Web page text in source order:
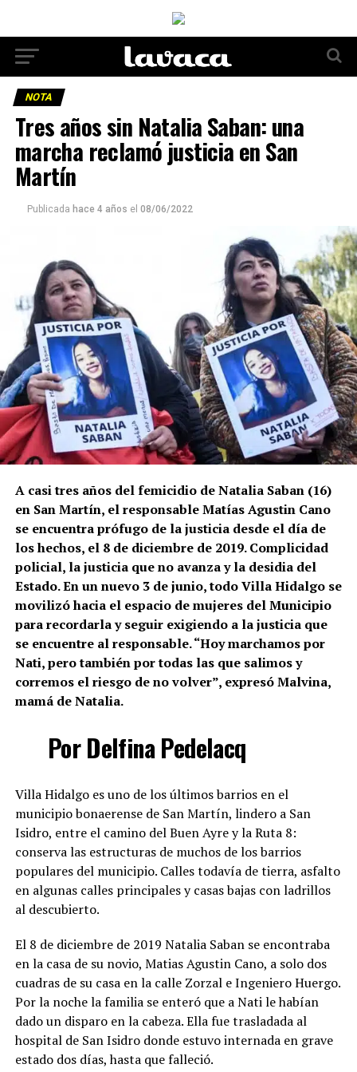
NOTA
Tres años sin Natalia Saban: una
marcha reclamó justicia en San
Martín
Publicada hace 4 años el 08/06/2022
A casi tres años del femicidio de Natalia Saban (16)
en San Martín, el responsable Matías Agustin Cano
se encuentra prófugo de la justicia desde el día de
los hechos, el 8 de diciembre de 2019. Complicidad
policial, la justicia que no avanza y la desidia del
Estado. En un nuevo 3 de junio, todo Villa Hidalgo se
movilizó hacia el espacio de mujeres del Municipio
para recordarla y seguir exigiendo a la justicia que
se encuentre al responsable. “Hoy marchamos por
Nati, pero también por todas las que salimos y
corremos el riesgo de no volver”, expresó Malvina,
mamá de Natalia.
Por Delfina Pedelacq
Villa Hidalgo es uno de los últimos barrios en el
municipio bonaerense de San Martín, lindero a San
Isidro, entre el camino del Buen Ayre y la Ruta 8:
conserva las estructuras de muchos de los barrios
populares del municipio. Calles todavía de tierra, asfalto
en algunas calles principales y casas bajas con ladrillos
al descubierto.
El 8 de diciembre de 2019 Natalia Saban se encontraba
en la casa de su novio, Matias Agustin Cano, a solo dos
cuadras de su casa en la calle Zorzal e Ingeniero Huergo.
Por la noche la familia se enteró que a Nati le habían
dado un disparo en la cabeza. Ella fue trasladada al
hospital de San Isidro donde estuvo internada en grave
estado dos días, hasta que falleció.